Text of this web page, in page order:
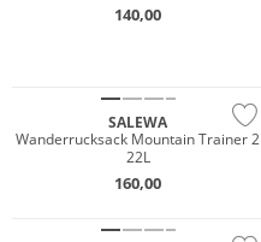
140,00
SALEWA
Wanderrucksack Mountain Trainer 2
22L
160,00